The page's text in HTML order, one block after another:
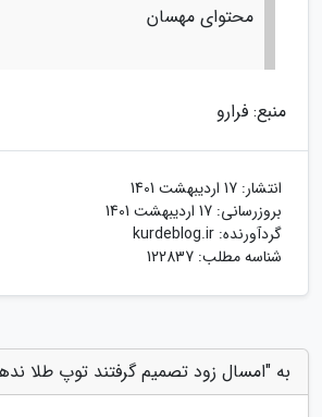
محتوای مهسان
منبع: فرارو
انتشار: 17 اردیبهشت 1401
بروزرسانی: 17 اردیبهشت 1401
گردآورنده: kurdeblog.ir
شناسه مطلب: 122837
به "امسال زود تصمیم گرفتند توپ طلا